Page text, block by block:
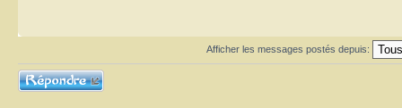
Afficher les messages postés depuis:
Répondre